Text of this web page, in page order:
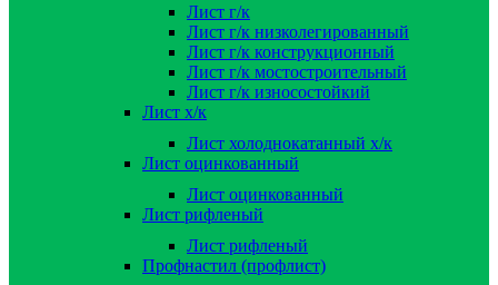
Лист г/к
Лист г/к низколегированный
Лист г/к конструкционный
Лист г/к мостостроительный
Лист г/к износостойкий
Лист х/к
Лист холоднокатанный х/к
Лист оцинкованный
Лист оцинкованный
Лист рифленый
Лист рифленый
Профнастил (профлист)